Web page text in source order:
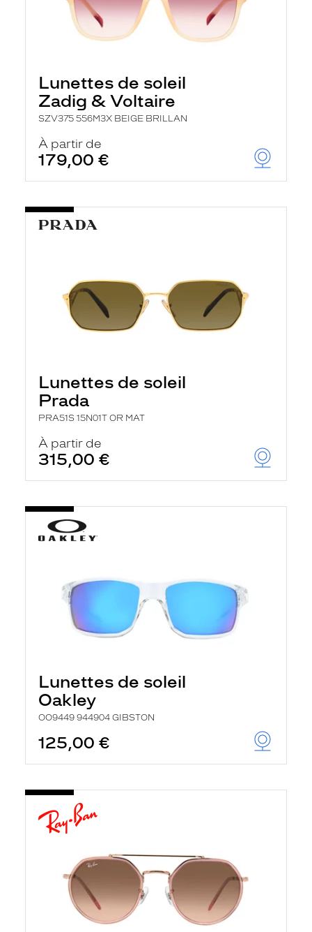
Lunettes de soleil
Zadig & Voltaire
SZV375 556M3X BEIGE BRILLAN
À partir de
179,00 €
Lunettes de soleil
Prada
PRA51S 15N01T OR MAT
À partir de
315,00 €
Lunettes de soleil
Oakley
OO9449 944904 GIBSTON
125,00 €